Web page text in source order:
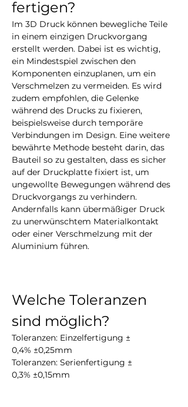
fertigen?
Im 3D Druck können bewegliche Teile
in einem einzigen Druckvorgang
erstellt werden. Dabei ist es wichtig,
ein Mindestspiel zwischen den
Komponenten einzuplanen, um ein
Verschmelzen zu vermeiden. Es wird
zudem empfohlen, die Gelenke
während des Drucks zu fixieren,
beispielsweise durch temporäre
Verbindungen im Design. Eine weitere
bewährte Methode besteht darin, das
Bauteil so zu gestalten, dass es sicher
auf der Druckplatte fixiert ist, um
ungewollte Bewegungen während des
Druckvorgangs zu verhindern.
Andernfalls kann übermäßiger Druck
zu unerwünschtem Materialkontakt
oder einer Verschmelzung mit der
Aluminium führen.
Welche Toleranzen
sind möglich?
Toleranzen: Einzelfertigung ±
0,4% ±0,25mm
Toleranzen: Serienfertigung ±
0,3% ±0,15mm